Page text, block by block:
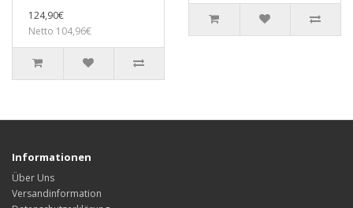
124,90€
Netto 104,96€
Informationen
Über Uns
Versandinformation